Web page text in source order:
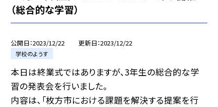
（総合的な学習）
公開日 2023/12/22 更新日 2023/12/22
学校のようす
本日は終業式ではありますが、3年生の総合的な学
習の発表会を行いました。
内容は、「枚方市における課題を解決する提案を行